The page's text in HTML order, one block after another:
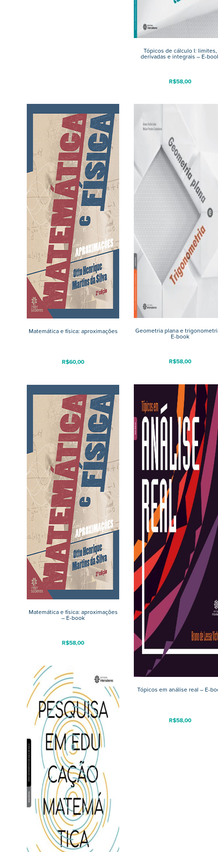
Tópicos de cálculo I: limites,
derivadas e integrais – E-
R$58,00
Geometria plana e
E-book
R$58,00
Matemática e física: aproximações
R$60,00
Tópicos em análise real – E-
R$58,00
Matemática e física: aproximações
– E-book
R$58,00